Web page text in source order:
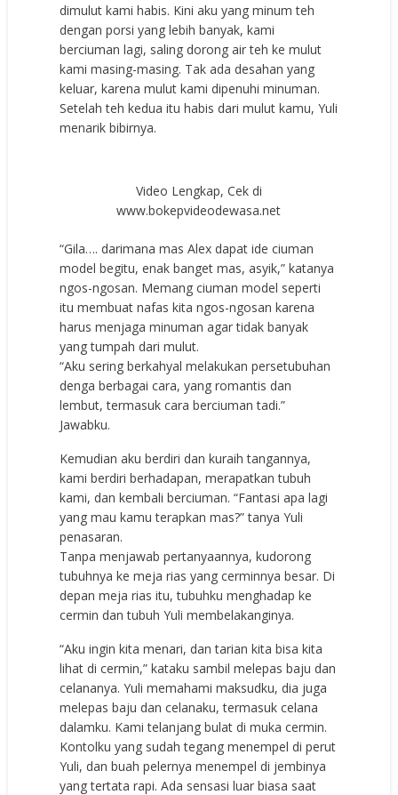
dimulut kami habis. Kini aku yang minum teh
dengan porsi yang lebih banyak, kami
berciuman lagi, saling dorong air teh ke mulut
kami masing-masing. Tak ada desahan yang
keluar, karena mulut kami dipenuhi minuman.
Setelah teh kedua itu habis dari mulut kamu, Yuli
menarik bibirnya.
Video Lengkap, Cek di
www.bokepvideodewasa.net
“Gila…. darimana mas Alex dapat ide ciuman
model begitu, enak banget mas, asyik,” katanya
ngos-ngosan. Memang ciuman model seperti
itu membuat nafas kita ngos-ngosan karena
harus menjaga minuman agar tidak banyak
yang tumpah dari mulut.
“Aku sering berkahyal melakukan persetubuhan
denga berbagai cara, yang romantis dan
lembut, termasuk cara berciuman tadi.”
Jawabku.
Kemudian aku berdiri dan kuraih tangannya,
kami berdiri berhadapan, merapatkan tubuh
kami, dan kembali berciuman. “Fantasi apa lagi
yang mau kamu terapkan mas?” tanya Yuli
penasaran.
Tanpa menjawab pertanyaannya, kudorong
tubuhnya ke meja rias yang cerminnya besar. Di
depan meja rias itu, tubuhku menghadap ke
cermin dan tubuh Yuli membelakanginya.
“Aku ingin kita menari, dan tarian kita bisa kita
lihat di cermin,” kataku sambil melepas baju dan
celananya. Yuli memahami maksudku, dia juga
melepas baju dan celanaku, termasuk celana
dalamku. Kami telanjang bulat di muka cermin.
Kontolku yang sudah tegang menempel di perut
Yuli, dan buah pelernya menempel di jembinya
yang tertata rapi. Ada sensasi luar biasa saat